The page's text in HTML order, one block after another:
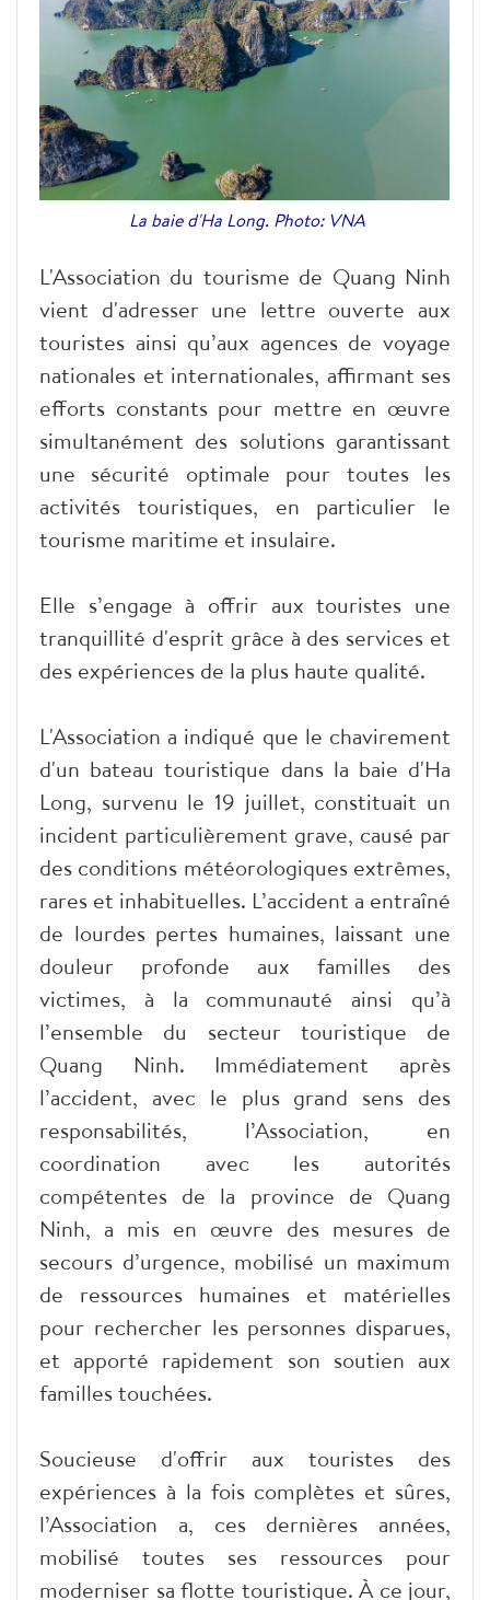
La baie d'Ha Long. Photo: VNA
L'Association du tourisme de Quang Ninh
vient d'adresser une lettre ouverte aux
touristes ainsi qu’aux agences de voyage
nationales et internationales, affirmant ses
efforts constants pour mettre en œuvre
simultanément des solutions garantissant
une sécurité optimale pour toutes les
activités touristiques, en particulier le
tourisme maritime et insulaire.
Elle s’engage à offrir aux touristes une
tranquillité d'esprit grâce à des services et
des expériences de la plus haute qualité.
L'Association a indiqué que le chavirement
d'un bateau touristique dans la baie d'Ha
Long, survenu le 19 juillet, constituait un
incident particulièrement grave, causé par
des conditions météorologiques extrêmes,
rares et inhabituelles. L’accident a entraîné
de lourdes pertes humaines, laissant une
douleur profonde aux familles des
victimes, à la communauté ainsi qu’à
l’ensemble du secteur touristique de
Quang Ninh. Immédiatement après
l’accident, avec le plus grand sens des
responsabilités, l’Association, en
coordination avec les autorités
compétentes de la province de Quang
Ninh, a mis en œuvre des mesures de
secours d’urgence, mobilisé un maximum
de ressources humaines et matérielles
pour rechercher les personnes disparues,
et apporté rapidement son soutien aux
familles touchées.
Soucieuse d'offrir aux touristes des
expériences à la fois complètes et sûres,
l’Association a, ces dernières années,
mobilisé toutes ses ressources pour
moderniser sa flotte touristique. À ce jour,